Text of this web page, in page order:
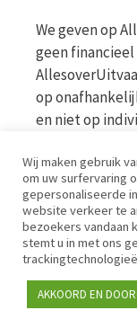
We geven op
geen financieel
op
en niet op
voor meer
www.afm.nl
Disclaimer |
Wij maken gebruik
om uw surfervaring
gepersonaliseerde
website verkeer te
bezoekers vandaan
stemt u in met ons
AKKOORD EN